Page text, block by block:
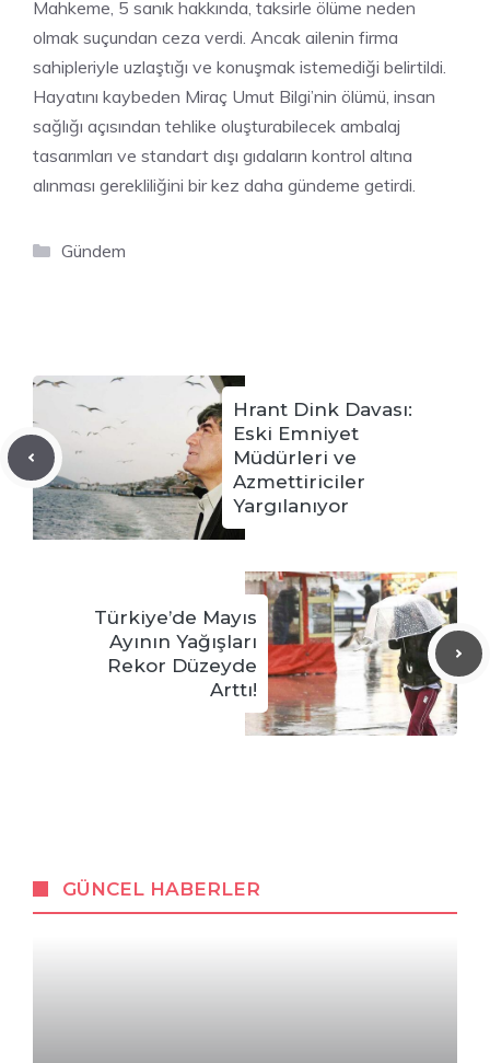
Mahkeme, 5 sanık hakkında, taksirle ölüme neden
olmak suçundan ceza verdi. Ancak ailenin firma
sahipleriyle uzlaştığı ve konuşmak istemediği belirtildi.
Hayatını kaybeden Miraç Umut Bilgi’nin ölümü, insan
sağlığı açısından tehlike oluşturabilecek ambalaj
tasarımları ve standart dışı gıdaların kontrol altına
alınması gerekliliğini bir kez daha gündeme getirdi.
Kategoriler
Gündem
Hrant Dink Davası:
Eski Emniyet
Müdürleri ve
Azmettiriciler
Yargılanıyor
Türkiye’de Mayıs
Ayının Yağışları
Rekor Düzeyde
Arttı!
GÜNCEL HABERLER